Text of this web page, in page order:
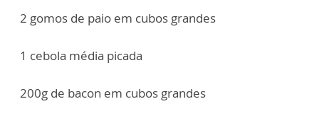
2 gomos de paio em cubos grandes
1 cebola média picada
200g de bacon em cubos grandes